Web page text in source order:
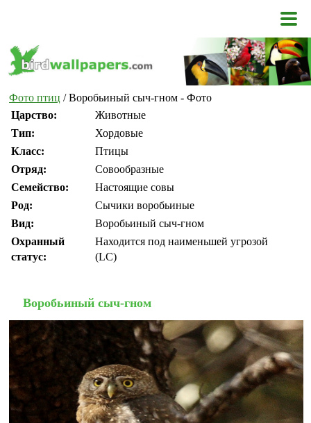
Фото птиц / Воробьиный сыч-гном - Фото
Царство:
Животные
Тип:
Хордовые
Класс:
Птицы
Отряд:
Совообразные
Семейство:
Настоящие совы
Род:
Сычики воробьиные
Вид:
Воробьиный сыч-гном
Охранный
статус:
Находится под наименьшей угрозой
(LC)
Воробьиный сыч-гном